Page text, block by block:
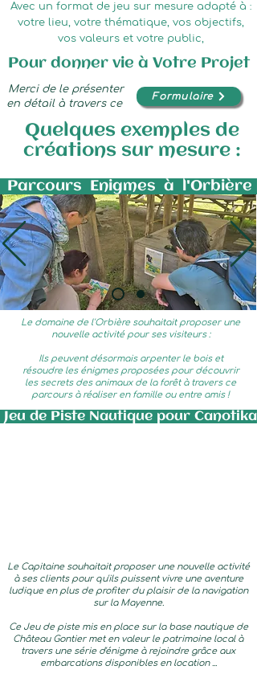
Avec un format de jeu sur mesure adapté à :
votre lieu, votre thématique, vos objectifs,
vos valeurs et votre public,
Pour donner vie à Votre Projet
Merci de le présenter
en détail à travers ce
Formulaire
Quelques exemples de
créations sur mesure :
Parcours Enigmes à l'Orbière
Le domaine de l'Orbière souhaitait proposer une
nouvelle activité pour ses visiteurs :
Ils peuvent désormais arpenter le bois et
résoudre les énigmes proposées pour découvrir
les secrets des animaux de la forêt à travers ce
parcours à réaliser en famille ou entre amis !
de Piste Nautique pour
Le Capitaine souhaitait proposer une nouvelle activité
à ses clients pour qu'ils puissent vivre une aventure
ludique en plus de profiter du plaisir de la navigation
sur la Mayenne.
Ce Jeu de piste mis en place sur la base nautique de
Château Gontier met en valeur le patrimoine local à
travers une série d'énigme à rejoindre grâce aux
embarcations disponibles en location ...